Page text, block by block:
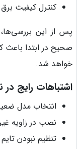
کنترل کیفیت
پس از این
صحیح در ابتدا باعث
خواهد شد.
اشتباهات رایج
انتخاب مدل
نصب در زاویه
تنظیم نبودن